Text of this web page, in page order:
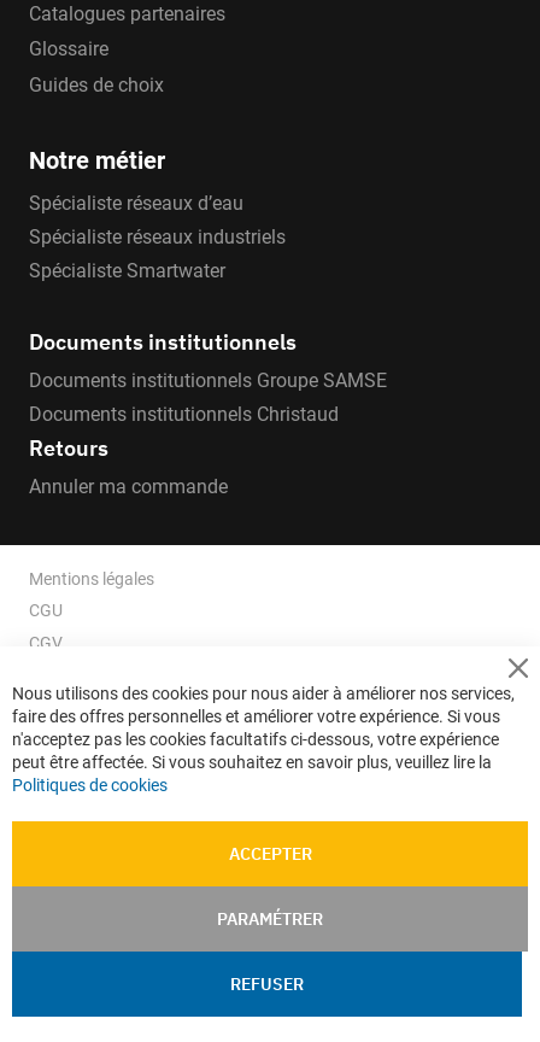
Catalogues partenaires
Glossaire
Guides de choix
Notre métier
Spécialiste réseaux d’eau
Spécialiste réseaux industriels
Spécialiste Smartwater
Documents institutionnels
Documents institutionnels Groupe SAMSE
Documents institutionnels Christaud
Retours
Annuler ma commande
Mentions légales
CGU
CGV
Données personnelles
Confidentialité
Plan du site
Nous utilisons des cookies pour nous aider à améliorer nos services,
faire des offres personnelles et améliorer votre expérience. Si vous
n'acceptez pas les cookies facultatifs ci-dessous, votre expérience
peut être affectée. Si vous souhaitez en savoir plus, veuillez lire la
Politiques de cookies
ACCEPTER
PARAMÉTRER
REFUSER